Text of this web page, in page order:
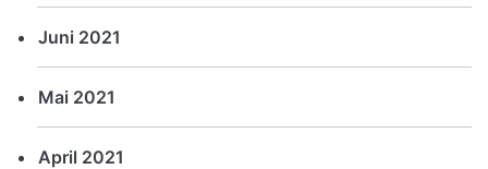
Juni 2021
Mai 2021
April 2021